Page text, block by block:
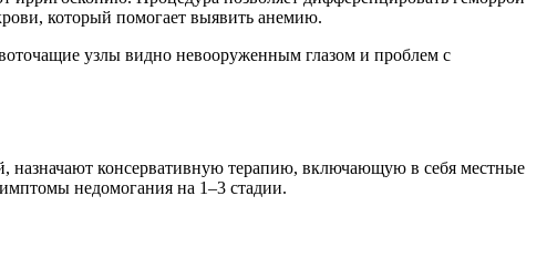
который помогает выявить анемию.
узлы видно невооруженным глазом и проблем с
назначают консервативную терапию, включающую в себя местные
недомогания на 1–3 стадии.